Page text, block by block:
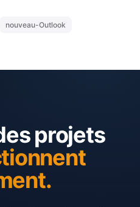
nouveau-Outlook
projets